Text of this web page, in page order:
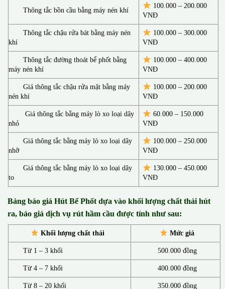
Thông tắc bồn cầu bằng máy nén khí
100.000 – 200.000
VNĐ
Thông tắc chậu rửa bát bằng máy nén
khí
100.000 – 300.000
VNĐ
Thông tắc đường thoát bể phốt bằng
máy nén khí
100.000 – 400.000
VNĐ
Giá thông tắc chậu rửa mặt bằng máy
nén khí
100.000 – 200.000
VNĐ
Giá thông tắc bằng máy lò xo loại dây
nhỏ
60.000 – 150.000
VNĐ
Giá thông tắc bằng máy lò xo loại dây
nhỡ
100.000 – 250.000
VNĐ
Giá thông tắc bằng máy lò xo loại dây
to
130.000 –450.000
VNĐ
Bảng báo giá Hút Bể Phốt dựa vào khối lượng chất thải hút
ra, báo giá dịch vụ rút hầm cầu được tính như sau:
Khối lượng chất thải Mức giá
Từ 1 – 3 khối 500.000 đồng
Từ 4 – 7 khối 400.000 đồng
Từ 8 – 20 khối 350.000 đồng